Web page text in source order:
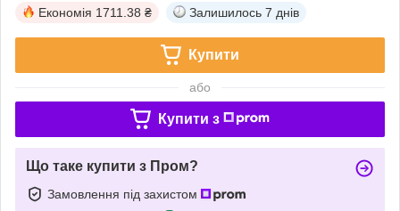
Економія 1711.38 ₴ Залишилось 7 днів
Купити
або
Купити з
Що таке купити з Пром?
Замовлення під захистом